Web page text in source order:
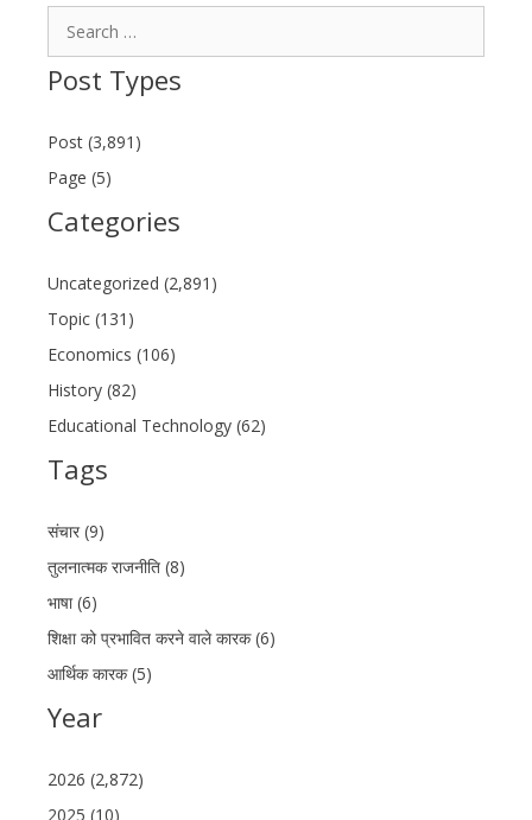
Post Types
Post (3,891)
Page (5)
Categories
Uncategorized (2,891)
Topic (131)
Economics (106)
History (82)
Educational Technology (62)
Tags
संचार (9)
तुलनात्मक राजनीति (8)
भाषा (6)
शिक्षा को प्रभावित करने वाले कारक (6)
आर्थिक कारक (5)
Year
2026 (2,872)
2025 (10)